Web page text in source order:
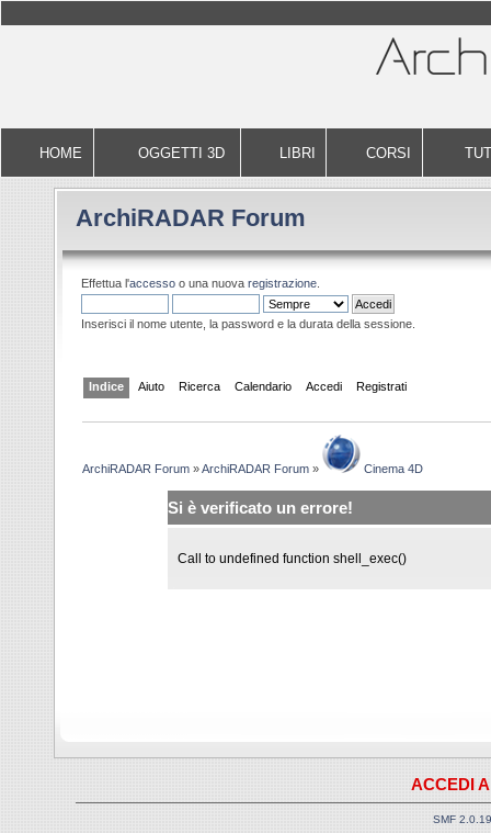
HOME OGGETTI 3D LIBRI CORSI
ArchiRADAR Forum
Effettua l'accesso o una nuova registrazione.
Inserisci il nome utente, la password e la durata della sessione.
Indice Aiuto Ricerca Calendario Accedi Registrati
ArchiRADAR Forum »ArchiRADAR Forum » Cinema 4D
Si è verificato un errore!
Call to undefined function shell_exec()
ACCEDI
SMF 2.0.19